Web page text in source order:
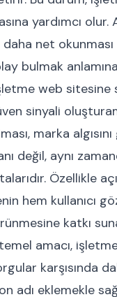
yardımcı olur.
net okunması
bulmak
web sitesine
sinyali
marka
değil, aynı
Özellikle
hem kullanıcı
katkı
temel amacı,
karşısında
adı eklemekle